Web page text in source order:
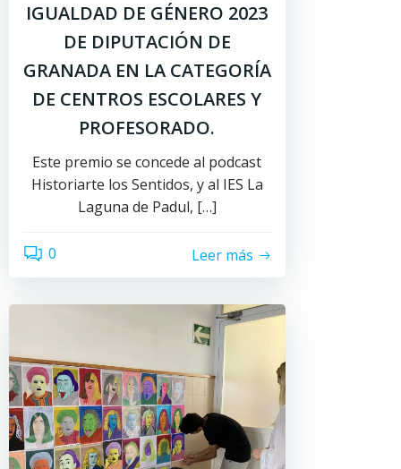
IGUALDAD DE GÉNERO 2023
DE DIPUTACIÓN DE
GRANADA EN LA CATEGORÍA
DE CENTROS ESCOLARES Y
PROFESORADO.
Este premio se concede al podcast
Historiarte los Sentidos, y al IES La
Laguna de Padul, […]
0 Leer más